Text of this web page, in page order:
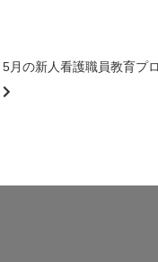
5月の新人看護職員教育プ